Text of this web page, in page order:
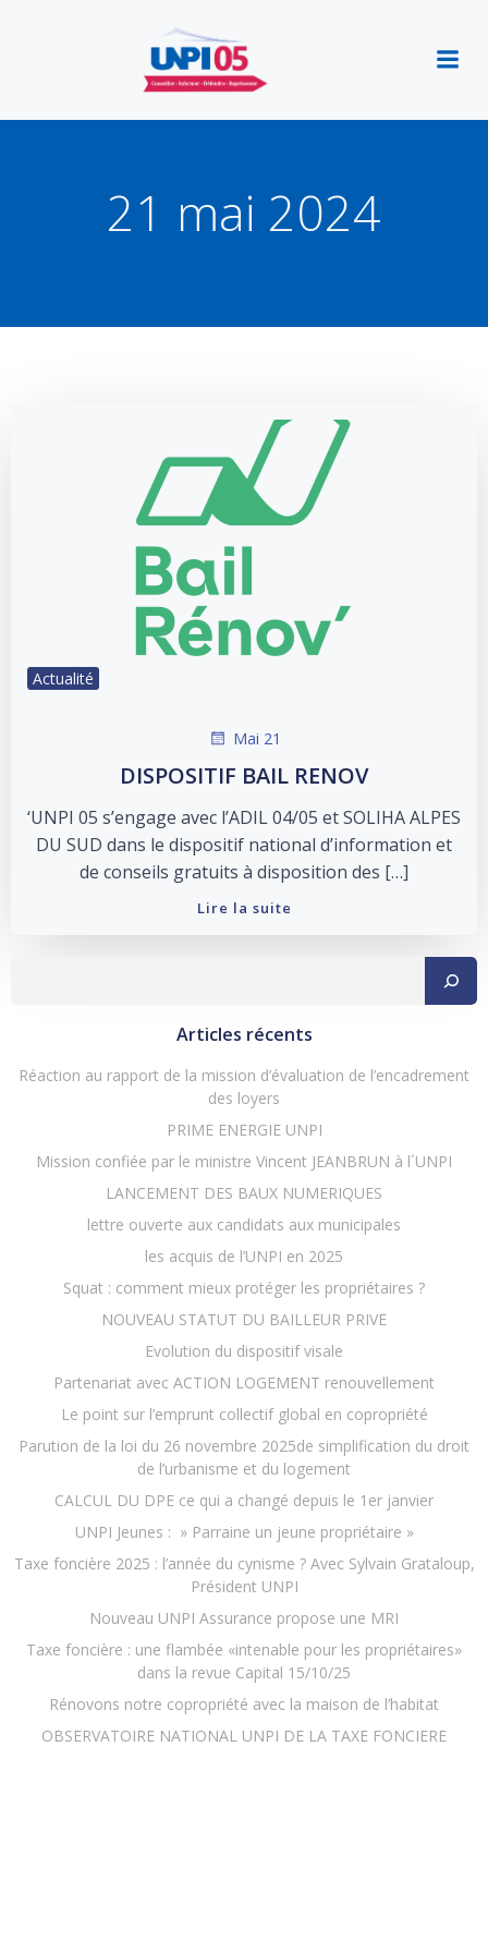
contenu
21 mai 2024
Actualité
Mai 21
DISPOSITIF BAIL RENOV
‘UNPI 05 s’engage avec l’ADIL 04/05 et SOLIHA ALPES
DU SUD dans le dispositif national d’information et
de conseils gratuits à disposition des […]
Lire la suite
Articles récents
Réaction au rapport de la mission d’évaluation de l’encadrement
des loyers
PRIME ENERGIE UNPI
Mission confiée par le ministre Vincent JEANBRUN à l´UNPI
LANCEMENT DES BAUX NUMERIQUES
lettre ouverte aux candidats aux municipales
les acquis de l’UNPI en 2025
Squat : comment mieux protéger les propriétaires ?
NOUVEAU STATUT DU BAILLEUR PRIVE
Evolution du dispositif visale
Partenariat avec ACTION LOGEMENT renouvellement
Le point sur l’emprunt collectif global en copropriété
Parution de la loi du 26 novembre 2025de simplification du droit
de l’urbanisme et du logement
CALCUL DU DPE ce qui a changé depuis le 1er janvier
UNPI Jeunes : » Parraine un jeune propriétaire »
Taxe foncière 2025 : l’année du cynisme ? Avec Sylvain Grataloup,
Président UNPI
Nouveau UNPI Assurance propose une MRI
Taxe foncière : une flambée «intenable pour les propriétaires»
dans la revue Capital 15/10/25
Rénovons notre copropriété avec la maison de l’habitat
OBSERVATOIRE NATIONAL UNPI DE LA TAXE FONCIERE